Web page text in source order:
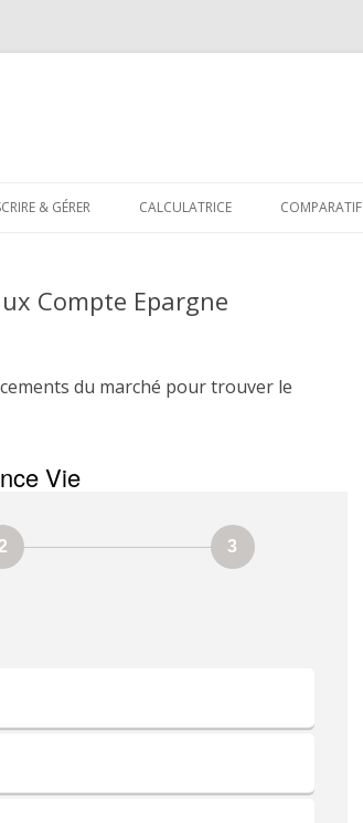
au
& GÉRER CALCULATRICE COMPARATIF
Compte Epargne
du marché pour trouver le